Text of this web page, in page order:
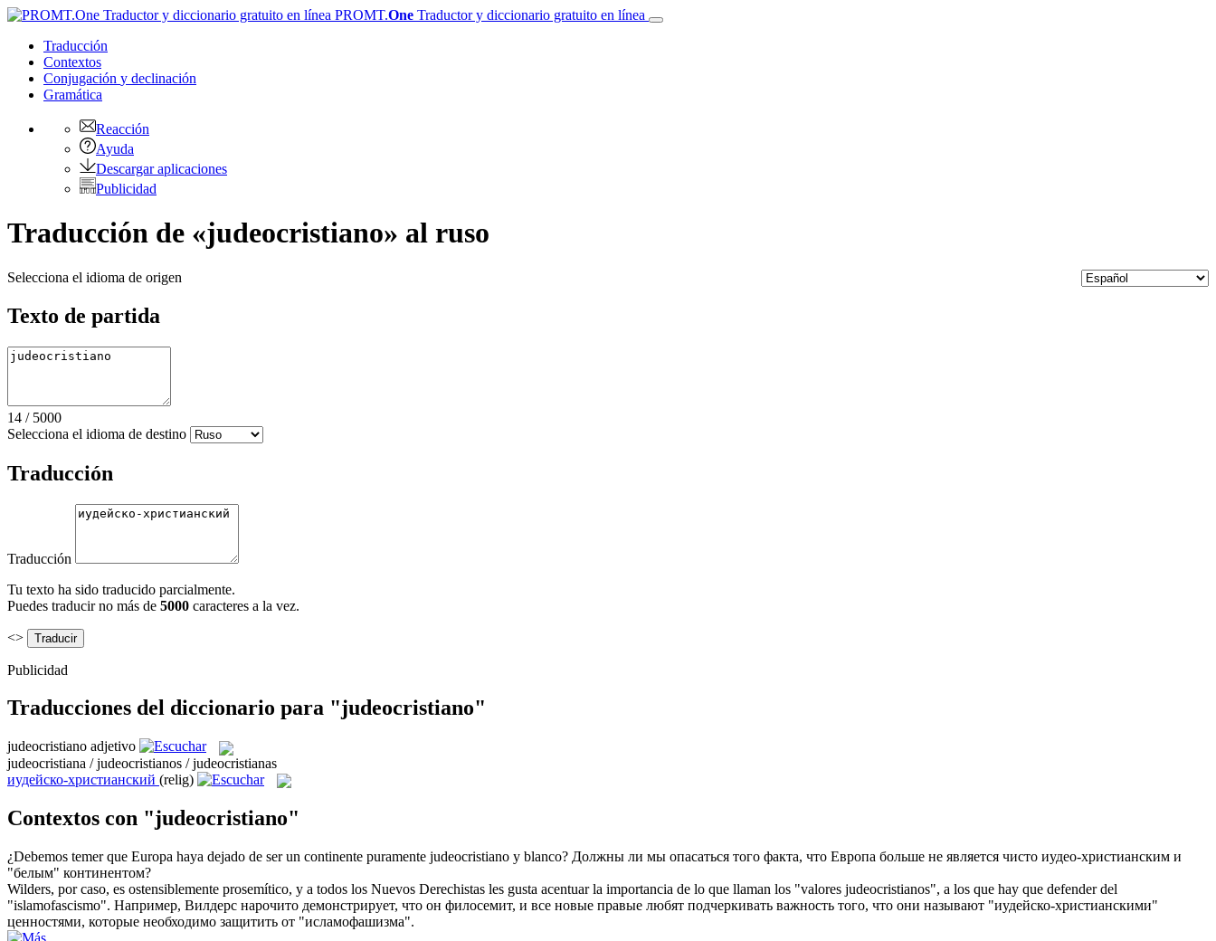
PROMT.One Traductor y diccionario gratuito en línea
Traducción
Contextos
Conjugación y declinación
Gramática
Reacción
Ayuda
Descargar aplicaciones
Publicidad
Traducción de «judeocristiano» al ruso
Selecciona el idioma de origen
Texto de partida
14 / 5000
Selecciona el idioma de destino
Traducción
Traducción
Tu texto ha sido traducido parcialmente.
Puedes traducir no más de 5000 caracteres a la vez.
<>
Publicidad
Traducciones del diccionario para "judeocristiano"
judeocristiano adjetivo
judeocristiana / judeocristianos / judeocristianas
иудейско-христианский (relig)
Contextos con "judeocristiano"
¿Debemos temer que Europa haya dejado de ser un continente puramente judeocristiano y blanco? Должны ли мы опасаться того факта, что Европа больше не является чисто иудео-христианским и
"белым" континентом?
Wilders, por caso, es ostensiblemente prosemítico, y a todos los Nuevos Derechistas les gusta acentuar la importancia de lo que llaman los "valores judeocristianos", a los que hay que defender del
"islamofascismo". Например, Вилдерс нарочито демонстрирует, что он филосемит, и все новые правые любят подчеркивать важность того, что они называют "иудейско-христианскими"
ценностями, которые необходимо защитить от "исламофашизма".